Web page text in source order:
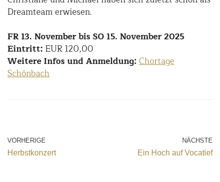
Dreamteam erwiesen.
FR 13. November bis SO 15. November 2025
Eintritt: EUR 120,00
Weitere Infos und Anmeldung:Chortage
Schönbach
VORHERIGE
Herbstkonzert
NÄCHSTE
Ein Hoch auf Vocatief